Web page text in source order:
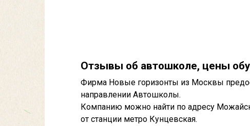
Отзывы об автошколе, цены
Фирма Новые горизонты из Москвы
направлении Автошколы.
Компанию можно найти по адресу
от станции метро Кунцевская.